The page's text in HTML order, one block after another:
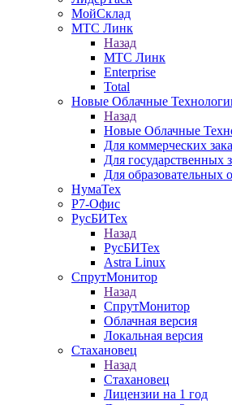
МойСклад
МТС Линк
Назад
МТС Линк
Enterprise
Total
Новые Облачные
Назад
Новые Облачные
Для коммерческих
Для государственных
Для образовательных
НумаТех
Р7-Офис
РусБИТех
Назад
РусБИТех
Astra Linux
СпрутМонитор
Назад
СпрутМонитор
Облачная версия
Локальная версия
Стахановец
Назад
Стахановец
Лицензии на 1 год